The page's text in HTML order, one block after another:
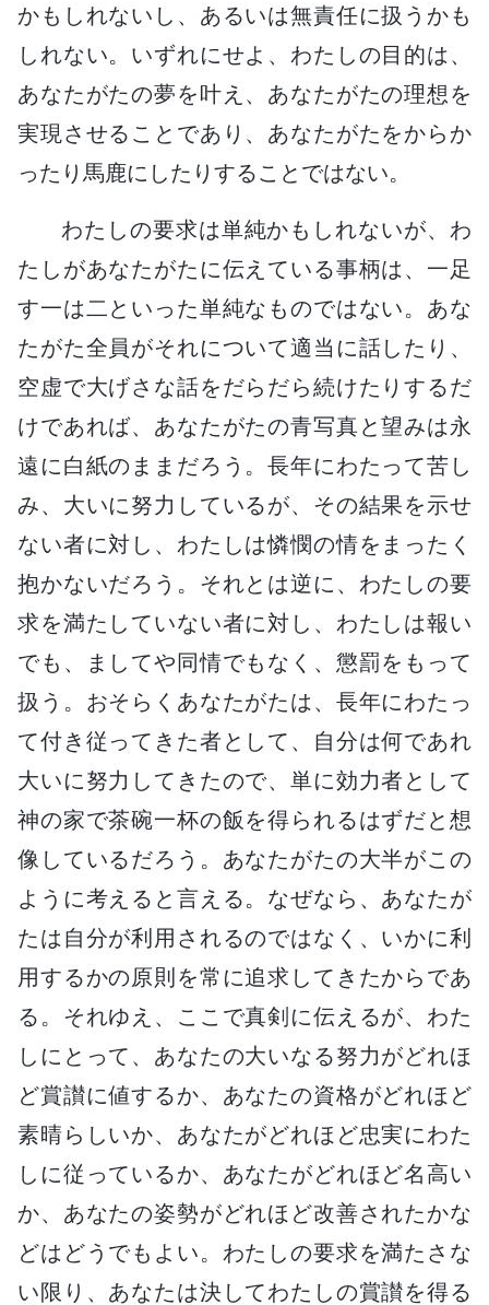
かもしれないし、あるいは無責任に扱うかも
しれない。いずれにせよ、わたしの目的は、
あなたがたの夢を叶え、あなたがたの理想を
実現させることであり、あなたがたをからか
ったり馬鹿にしたりすることではない。
わたしの要求は単純かもしれないが、わ
たしがあなたがたに伝えている事柄は、一足
す一は二といった単純なものではない。あな
たがた全員がそれについて適当に話したり、
空虚で大げさな話をだらだら続けたりするだ
けであれば、あなたがたの青写真と望みは永
遠に白紙のままだろう。長年にわたって苦し
み、大いに努力しているが、その結果を示せ
ない者に対し、わたしは憐憫の情をまったく
抱かないだろう。それとは逆に、わたしの要
求を満たしていない者に対し、わたしは報い
でも、ましてや同情でもなく、懲罰をもって
扱う。おそらくあなたがたは、長年にわたっ
て付き従ってきた者として、自分は何であれ
大いに努力してきたので、単に効力者として
神の家で茶碗一杯の飯を得られるはずだと想
像しているだろう。あなたがたの大半がこの
ように考えると言える。なぜなら、あなたが
たは自分が利用されるのではなく、いかに利
用するかの原則を常に追求してきたからであ
る。それゆえ、ここで真剣に伝えるが、わた
しにとって、あなたの大いなる努力がどれほ
ど賞讃に値するか、あなたの資格がどれほど
素晴らしいか、あなたがどれほど忠実にわた
しに従っているか、あなたがどれほど名高い
か、あなたの姿勢がどれほど改善されたかな
どはどうでもよい。わたしの要求を満たさな
い限り、あなたは決してわたしの賞讃を得る